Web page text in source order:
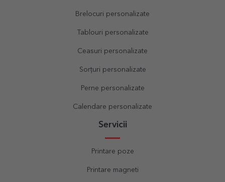
Brelocuri personalizate
Tablouri personalizate
Ceasuri personalizate
Sorțuri personalizate
Perne personalizate
Calendare personalizate
Servicii
Printare poze
Printare magneti